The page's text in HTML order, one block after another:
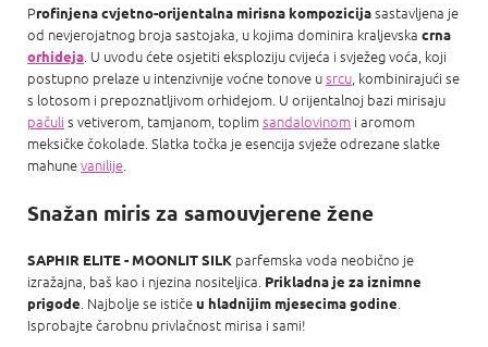
Profinjena cvjetno-orijentalna mirisna kompozicijasastavljena je
od nevjerojatnog broja sastojaka, u kojima dominira kraljevska crna
orhideja. U uvodu ćete osjetiti eksploziju cvijeća i svježeg voća, koji
postupno prelaze u intenzivnije voćne tonove usrcu, kombinirajući se
s lotosom i prepoznatljivom orhidejom. U orijentalnoj bazi mirisaju
pačuli s vetiverom, tamjanom, toplimsandalovinom i aromom
meksičke čokolade. Slatka točka je esencija svježe odrezane slatke
mahunevanilije.
Snažan miris za samouvjerene žene
SAPHIR ELITE - MOONLIT SILK parfemska voda neobično je
izražajna, baš kao i njezina nositeljica. Prikladna je za iznimne
prigode. Najbolje se ističeu hladnijim mjesecima godine.
Isprobajte čarobnu privlačnost mirisa i sami!